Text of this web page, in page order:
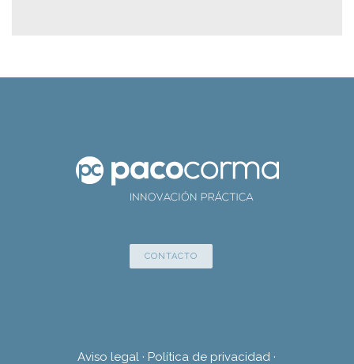
CONTACTO
Aviso legal · Política de privacidad ·